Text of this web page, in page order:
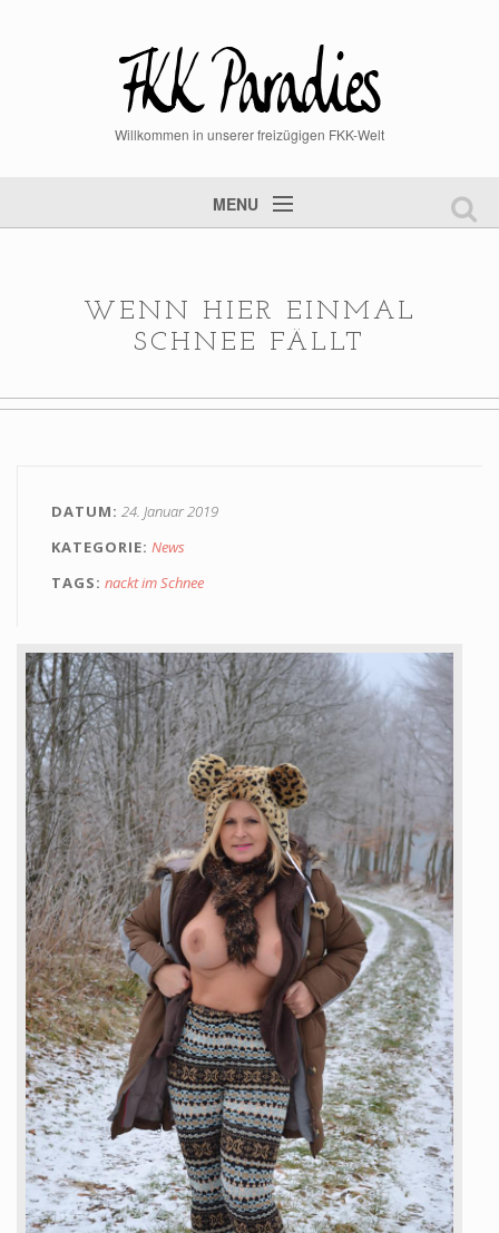
Willkommen in unserer freizügigen FKK-Welt
MENU
Mitglied werden
WENN HIER EINMAL
SCHNEE FÄLLT
DATUM 24. Januar 2019
KATEGORIE News
TAGS nackt im Schnee